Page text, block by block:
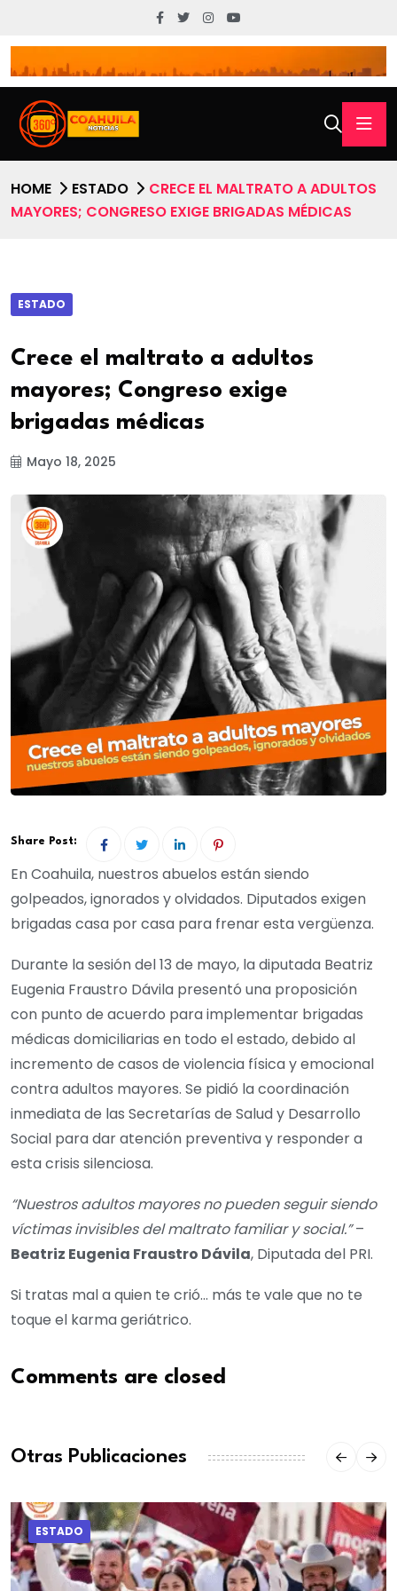
HOME ESTADO
CRECE EL MALTRATO A ADULTOS
MAYORES; CONGRESO EXIGE BRIGADAS MÉDICAS
ESTADO
Crece el maltrato a adultos
mayores; Congreso exige
brigadas médicas
Mayo 18, 2025
Share Post:
En Coahuila, nuestros abuelos están siendo
golpeados, ignorados y olvidados. Diputados exigen
brigadas casa por casa para frenar esta vergüenza.
Durante la sesión del 13 de mayo, la diputada Beatriz
Eugenia Fraustro Dávila presentó una proposición
con punto de acuerdo para implementar brigadas
médicas domiciliarias en todo el estado, debido al
incremento de casos de violencia física y emocional
contra adultos mayores. Se pidió la coordinación
inmediata de las Secretarías de Salud y Desarrollo
Social para dar atención preventiva y responder a
esta crisis silenciosa.
“Nuestros adultos mayores no pueden seguir siendo
víctimas invisibles del maltrato familiar y social.”–
Beatriz Eugenia Fraustro Dávila, Diputada del PRI.
Si tratas mal a quien te crió… más te vale que no te
toque el karma geriátrico.
Comments are closed
Otras Publicaciones
ESTADO